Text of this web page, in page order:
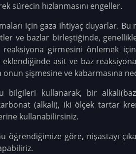
sürecin hızlanmasını engeller.
için gaza ihtiyaç duyarlar. Bu
ve bazlar birleştiğinde,
reaksiyona girmesini önlemek
eklendiğinde asit ve baz
onun şişmesine ve kabarmasına
bilgileri kullanarak, bir
(alkali), iki ölçek tartar
kullanabilirsiniz.
öğrendiğimize göre, nişastayı